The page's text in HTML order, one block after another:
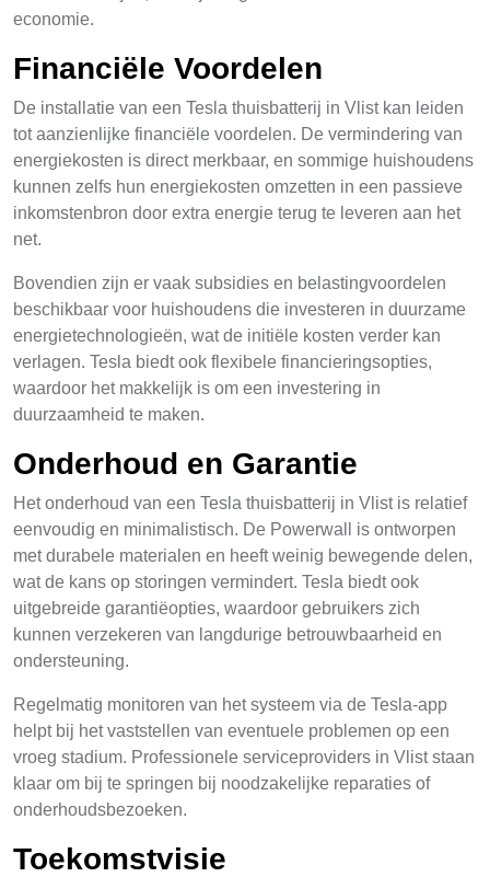
economie.
Financiële Voordelen
De installatie van een Tesla thuisbatterij in Vlist kan leiden
tot aanzienlijke financiële voordelen. De vermindering van
energiekosten is direct merkbaar, en sommige huishoudens
kunnen zelfs hun energiekosten omzetten in een passieve
inkomstenbron door extra energie terug te leveren aan het
net.
Bovendien zijn er vaak subsidies en belastingvoordelen
beschikbaar voor huishoudens die investeren in duurzame
energietechnologieën, wat de initiële kosten verder kan
verlagen. Tesla biedt ook flexibele financieringsopties,
waardoor het makkelijk is om een investering in
duurzaamheid te maken.
Onderhoud en Garantie
Het onderhoud van een Tesla thuisbatterij in Vlist is relatief
eenvoudig en minimalistisch. De Powerwall is ontworpen
met durabele materialen en heeft weinig bewegende delen,
wat de kans op storingen vermindert. Tesla biedt ook
uitgebreide garantiëopties, waardoor gebruikers zich
kunnen verzekeren van langdurige betrouwbaarheid en
ondersteuning.
Regelmatig monitoren van het systeem via de Tesla-app
helpt bij het vaststellen van eventuele problemen op een
vroeg stadium. Professionele serviceproviders in Vlist staan
klaar om bij te springen bij noodzakelijke reparaties of
onderhoudsbezoeken.
Toekomstvisie